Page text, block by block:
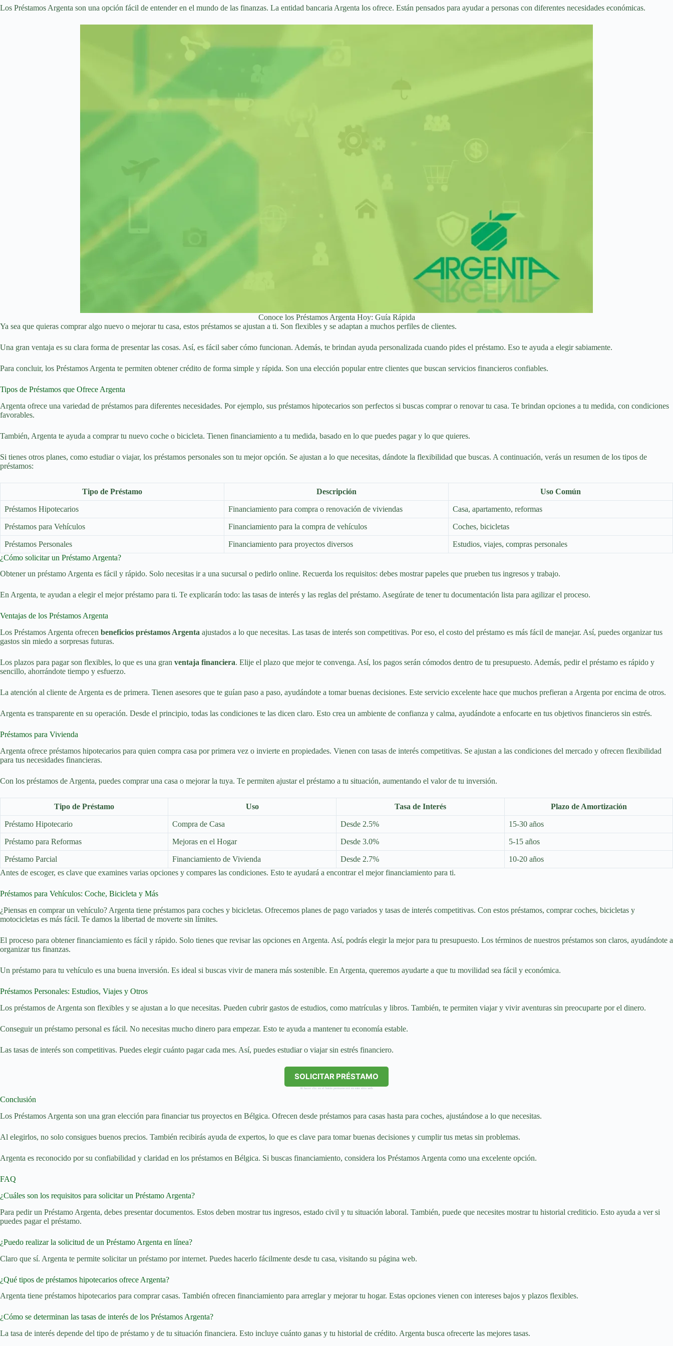
Los Préstamos Argenta son una opción fácil de entender en el mundo de las finanzas. La entidad bancaria Argenta los ofrece. Están pensados para ayudar a personas con diferentes necesidades económicas.
Conoce los Préstamos Argenta Hoy: Guía Rápida
Ya sea que quieras comprar algo nuevo o mejorar tu casa, estos préstamos se ajustan a ti. Son flexibles y se adaptan a muchos perfiles de clientes.
Una gran ventaja es su clara forma de presentar las cosas. Así, es fácil saber cómo funcionan. Además, te brindan ayuda personalizada cuando pides el préstamo. Eso te ayuda a elegir sabiamente.
Para concluir, los Préstamos Argenta te permiten obtener crédito de forma simple y rápida. Son una elección popular entre clientes que buscan servicios financieros confiables.
Tipos de Préstamos que Ofrece Argenta
Argenta ofrece una variedad de préstamos para diferentes necesidades. Por ejemplo, sus préstamos hipotecarios son perfectos si buscas comprar o renovar tu casa. Te brindan opciones a tu medida, con condiciones
favorables.
También, Argenta te ayuda a comprar tu nuevo coche o bicicleta. Tienen financiamiento a tu medida, basado en lo que puedes pagar y lo que quieres.
Si tienes otros planes, como estudiar o viajar, los préstamos personales son tu mejor opción. Se ajustan a lo que necesitas, dándote la flexibilidad que buscas. A continuación, verás un resumen de los tipos de
préstamos:
Tipo de Préstamo Descripción Uso Común
Préstamos Hipotecarios Financiamiento para compra o renovación de viviendas Casa, apartamento, reformas
Préstamos para Vehículos Financiamiento para la compra de vehículos Coches, bicicletas
Préstamos Personales Financiamiento para proyectos diversos
Estudios, viajes, compras personales
¿Cómo solicitar un Préstamo Argenta?
Obtener un préstamo Argenta es fácil y rápido. Solo necesitas ir a una sucursal o pedirlo online. Recuerda los requisitos: debes mostrar papeles que prueben tus ingresos y trabajo.
En Argenta, te ayudan a elegir el mejor préstamo para ti. Te explicarán todo: las tasas de interés y las reglas del préstamo. Asegúrate de tener tu documentación lista para agilizar el proceso.
Ventajas de los Préstamos Argenta
Los Préstamos Argenta ofrecen beneficios préstamos Argenta ajustados a lo que necesitas. Las tasas de interés son competitivas. Por eso, el costo del préstamo es más fácil de manejar. Así, puedes organizar tus
gastos sin miedo a sorpresas futuras.
Los plazos para pagar son flexibles, lo que es una gran ventaja financiera. Elije el plazo que mejor te convenga. Así, los pagos serán cómodos dentro de tu presupuesto. Además, pedir el préstamo es rápido y
sencillo, ahorrándote tiempo y esfuerzo.
La atención al cliente de Argenta es de primera. Tienen asesores que te guían paso a paso, ayudándote a tomar buenas decisiones. Este servicio excelente hace que muchos prefieran a Argenta por encima de otros.
Argenta es transparente en su operación. Desde el principio, todas las condiciones te las dicen claro. Esto crea un ambiente de confianza y calma, ayudándote a enfocarte en tus objetivos financieros sin estrés.
Préstamos para Vivienda
Argenta ofrece préstamos hipotecarios para quien compra casa por primera vez o invierte en propiedades. Vienen con tasas de interés competitivas. Se ajustan a las condiciones del mercado y ofrecen flexibilidad
para tus necesidades financieras.
Con los préstamos de Argenta, puedes comprar una casa o mejorar la tuya. Te permiten ajustar el préstamo a tu situación, aumentando el valor de tu inversión.
Tipo de Préstamo Uso Tasa de Interés Plazo de Amortización
Préstamo Hipotecario Compra de Casa Desde 2.5% 15-30 años
Préstamo para Reformas Mejoras en el Hogar Desde 3.0% 5-15 años
Préstamo Parcial Financiamiento de Vivienda Desde 2.7%
10-20 años
Antes de escoger, es clave que examines varias opciones y compares las condiciones. Esto te ayudará a encontrar el mejor financiamiento para ti.
Préstamos para Vehículos: Coche, Bicicleta y Más
¿Piensas en comprar un vehículo? Argenta tiene préstamos para coches y bicicletas. Ofrecemos planes de pago variados y tasas de interés competitivas. Con estos préstamos, comprar coches, bicicletas y
motocicletas es más fácil. Te damos la libertad de moverte sin límites.
El proceso para obtener financiamiento es fácil y rápido. Solo tienes que revisar las opciones en Argenta. Así, podrás elegir la mejor para tu presupuesto. Los términos de nuestros préstamos son claros, ayudándote a
organizar tus finanzas.
Un préstamo para tu vehículo es una buena inversión. Es ideal si buscas vivir de manera más sostenible. En Argenta, queremos ayudarte a que tu movilidad sea fácil y económica.
Préstamos Personales: Estudios, Viajes y Otros
Los préstamos de Argenta son flexibles y se ajustan a lo que necesitas. Pueden cubrir gastos de estudios, como matrículas y libros. También, te permiten viajar y vivir aventuras sin preocuparte por el dinero.
Conseguir un préstamo personal es fácil. No necesitas mucho dinero para empezar. Esto te ayuda a mantener tu economía estable.
Las tasas de interés son competitivas. Puedes elegir cuánto pagar cada mes. Así, puedes estudiar o viajar sin estrés financiero.
SOLICITAR PRÉSTAMO
Al hacer clic en el botón permanecerá en este sitio web.
Conclusión
Los Préstamos Argenta son una gran elección para financiar tus proyectos en Bélgica. Ofrecen desde préstamos para casas hasta para coches, ajustándose a lo que necesitas.
Al elegirlos, no solo consigues buenos precios. También recibirás ayuda de expertos, lo que es clave para tomar buenas decisiones y cumplir tus metas sin problemas.
Argenta es reconocido por su confiabilidad y claridad en los préstamos en Bélgica. Si buscas financiamiento, considera los Préstamos Argenta como una excelente opción.
FAQ
¿Cuáles son los requisitos para solicitar un Préstamo Argenta?
Para pedir un Préstamo Argenta, debes presentar documentos. Estos deben mostrar tus ingresos, estado civil y tu situación laboral. También, puede que necesites mostrar tu historial crediticio. Esto ayuda a ver si
puedes pagar el préstamo.
¿Puedo realizar la solicitud de un Préstamo Argenta en línea?
Claro que sí. Argenta te permite solicitar un préstamo por internet. Puedes hacerlo fácilmente desde tu casa, visitando su página web.
¿Qué tipos de préstamos hipotecarios ofrece Argenta?
Argenta tiene préstamos hipotecarios para comprar casas. También ofrecen financiamiento para arreglar y mejorar tu hogar. Estas opciones vienen con intereses bajos y plazos flexibles.
¿Cómo se determinan las tasas de interés de los Préstamos Argenta?
La tasa de interés depende del tipo de préstamo y de tu situación financiera. Esto incluye cuánto ganas y tu historial de crédito. Argenta busca ofrecerte las mejores tasas.